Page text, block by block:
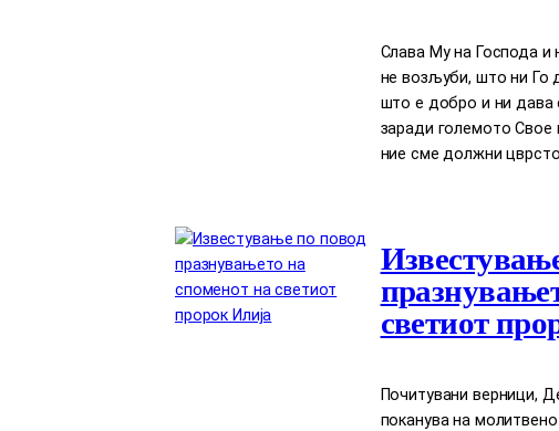
Слава Му на Господа и
нe возљуби, што ни Го
што е добро и ни дава
заради големото Свое
ние сме должни
светиот
Почитувани верници,
поканува на